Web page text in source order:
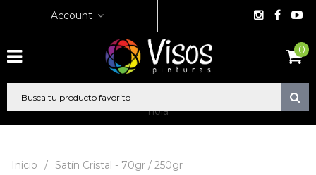
Account
0
hola
Inicio / Satín Cristal - 70gr / 250gr